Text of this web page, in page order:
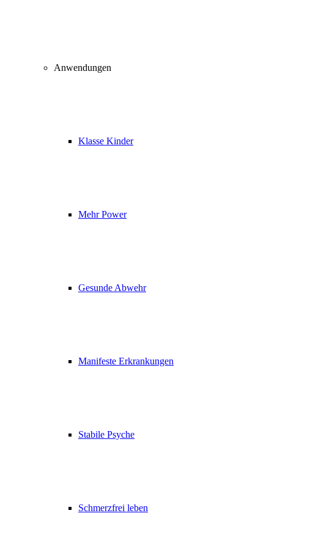
Anwendungen
Klasse Kinder
Mehr Power
Gesunde Abwehr
Manifeste Erkrankungen
Stabile Psyche
Schmerzfrei leben